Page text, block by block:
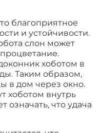
благоприятное
и устойчивости.
слон может
хоботом в
Таким образом,
в дом через окно.
хоботом внутрь
означать, что удача